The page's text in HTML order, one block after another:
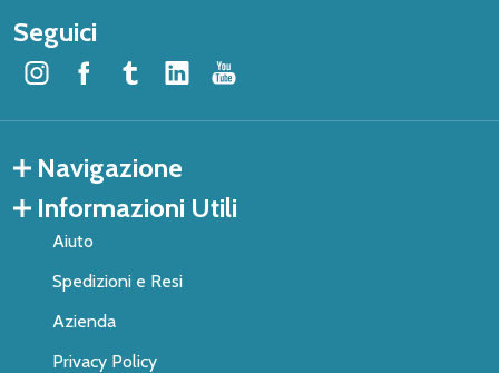
Seguici
Navigazione
Informazioni Utili
Aiuto
Spedizioni e Resi
Azienda
Privacy Policy